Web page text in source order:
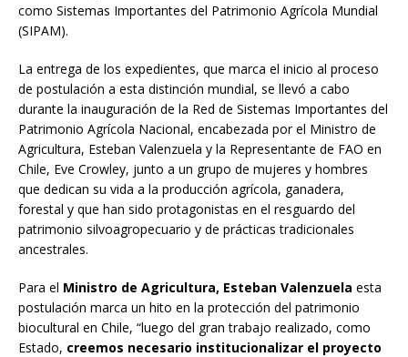
como Sistemas Importantes del Patrimonio Agrícola Mundial
(SIPAM).
La entrega de los expedientes, que marca el inicio al proceso
de postulación a esta distinción mundial, se llevó a cabo
durante la inauguración de la Red de Sistemas Importantes del
Patrimonio Agrícola Nacional, encabezada por el Ministro de
Agricultura, Esteban Valenzuela y la Representante de FAO en
Chile, Eve Crowley, junto a un grupo de mujeres y hombres
que dedican su vida a la producción agrícola, ganadera,
forestal y que han sido protagonistas en el resguardo del
patrimonio silvoagropecuario y de prácticas tradicionales
ancestrales.
Para el Ministro de Agricultura, Esteban Valenzuela esta
postulación marca un hito en la protección del patrimonio
biocultural en Chile, “luego del gran trabajo realizado, como
Estado, creemos necesario institucionalizar el proyecto